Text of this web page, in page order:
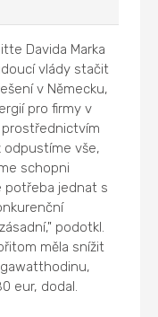
Davida Marka
vlády stačit
v Německu,
pro firmy v
odpustíme vše,
schopni
potřeba jednat s
podotkl.
měla snížit
eur, dodal.